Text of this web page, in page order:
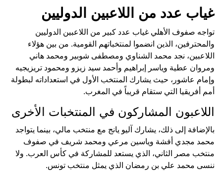
غياب عدد من اللاعبين الدوليين
تواجه صفوف الأهلي غياب عدد كبير من اللاعبين الدوليين
والمحترفين، الذين انضموا لمنتخباتهم القومية. من بين هؤلاء
اللاعبين، نجد محمد الشناوي ومصطفى شوبير ومحمد هاني
ومروان عطية وياسر إبراهيم وأحمد سيد زيزو ومحمود تريزيجيه
وإمام عاشور، حيث يشارك المنتخب الأول في استعداداته لبطولة
أمم أفريقيا التي ستقام قريباً في المغرب.
اللاعبون المشاركون في المنتخبات الأخرى
بالإضافة إلى ذلك، يشارك آليو يانج مع منتخب مالي، بينما يتواجد
محمد مجدي أفشة وياسين مرعي ومحمد شريف في صفوف
منتخب مصر الثاني، الذي يستعد للمشاركة في كأس العرب. ولا
ننسى محمد علي بن رمضان الذي يمثل منتخب تونس.